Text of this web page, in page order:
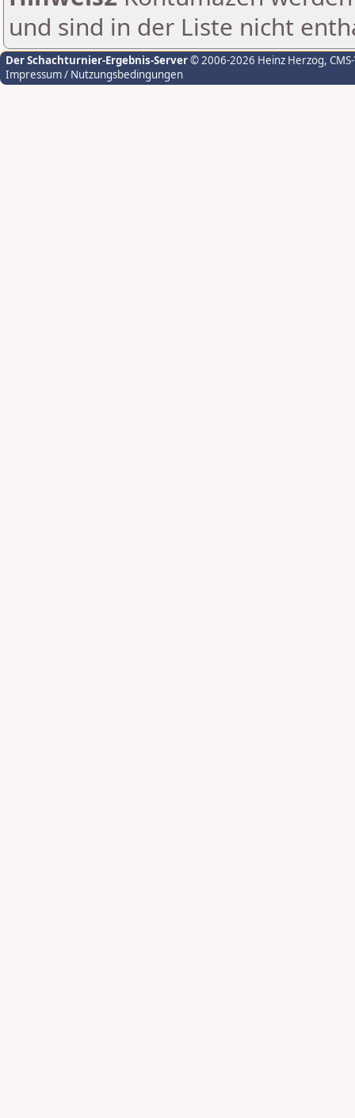
und sind in der Liste nicht
Der Schachturnier-Ergebnis-Server© 2006-2026 Heinz Herzog,
Impressum / Nutzungsbedingungen